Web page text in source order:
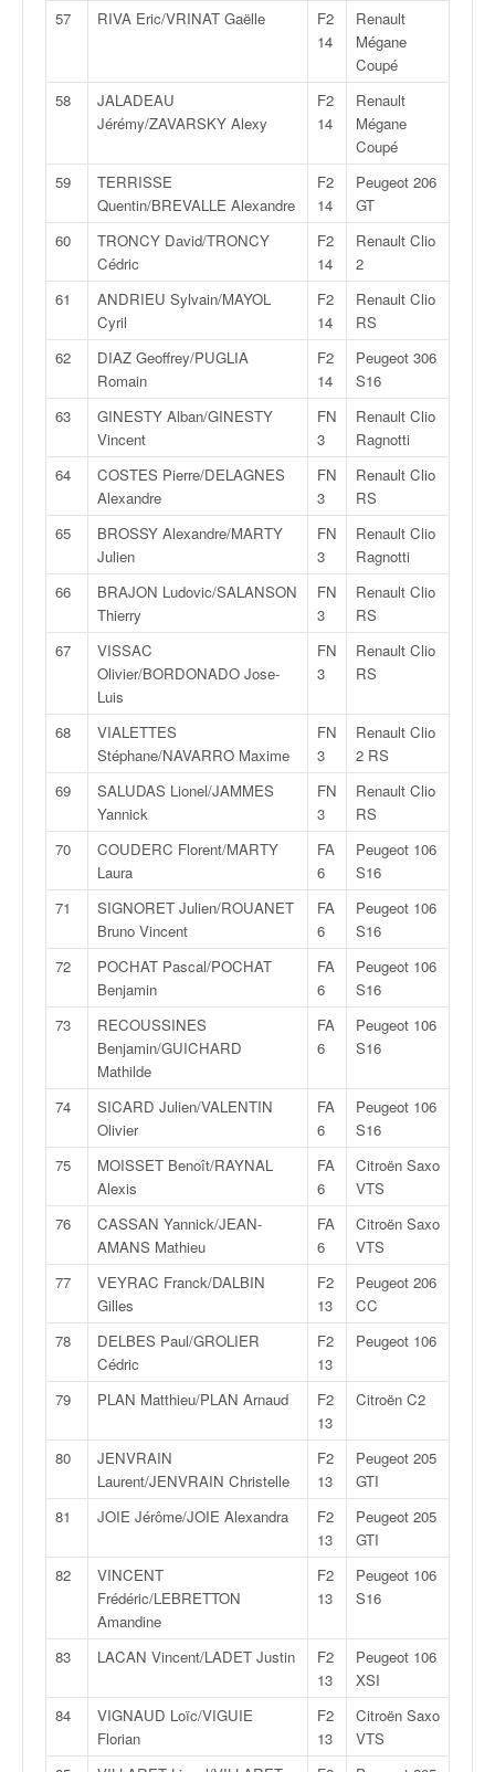
57
RIVA Eric/VRINAT Gaëlle
F2
14
Renault
Mégane
Coupé
58
JALADEAU
Jérémy/ZAVARSKY Alexy
F2
14
Renault
Mégane
Coupé
59
TERRISSE
Quentin/BREVALLE Alexandre
F2
14
Peugeot 206
GT
60
TRONCY David/TRONCY
Cédric
F2
14
Renault Clio
2
61
ANDRIEU Sylvain/MAYOL
Cyril
F2
14
Renault Clio
RS
62
DIAZ Geoffrey/PUGLIA
Romain
F2
14
Peugeot 306
S16
63
GINESTY Alban/GINESTY
Vincent
FN
3
Renault Clio
Ragnotti
64
COSTES Pierre/DELAGNES
Alexandre
FN
3
Renault Clio
RS
65
BROSSY Alexandre/MARTY
Julien
FN
3
Renault Clio
Ragnotti
66
BRAJON Ludovic/SALANSON
Thierry
FN
3
Renault Clio
RS
67
VISSAC
Olivier/BORDONADO Jose-
Luis
FN
3
Renault Clio
RS
68
VIALETTES
Stéphane/NAVARRO Maxime
FN
3
Renault Clio
2 RS
69
SALUDAS Lionel/JAMMES
Yannick
FN
3
Renault Clio
RS
70
COUDERC Florent/MARTY
Laura
FA
6
Peugeot 106
S16
71
SIGNORET Julien/ROUANET
Bruno Vincent
FA
6
Peugeot 106
S16
72
POCHAT Pascal/POCHAT
Benjamin
FA
6
Peugeot 106
S16
73
RECOUSSINES
Benjamin/GUICHARD
Mathilde
FA
6
Peugeot 106
S16
74
SICARD Julien/VALENTIN
Olivier
FA
6
Peugeot 106
S16
75
MOISSET Benoît/RAYNAL
Alexis
FA
6
Citroën Saxo
VTS
76
CASSAN Yannick/JEAN-
AMANS Mathieu
FA
6
Citroën Saxo
VTS
77
VEYRAC Franck/DALBIN
Gilles
F2
13
Peugeot 206
CC
78
DELBES Paul/GROLIER
Cédric
F2
13
Peugeot 106
79 PLAN Matthieu/PLAN Arnaud
F2
13
Citroën C2
80
JENVRAIN
Laurent/JENVRAIN Christelle
F2
13
Peugeot 205
GTI
81
JOIE Jérôme/JOIE Alexandra
F2
13
Peugeot 205
GTI
82
VINCENT
Frédéric/LEBRETTON
Amandine
F2
13
Peugeot 106
S16
83 LACAN Vincent/LADET Justin
F2
13
Peugeot 106
XSI
84
VIGNAUD Loïc/VIGUIE
Florian
F2
13
Citroën Saxo
VTS